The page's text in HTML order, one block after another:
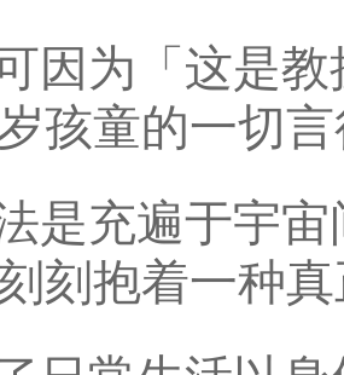
因为「这是
孩童的一切
是充遍于宇
刻抱着一种